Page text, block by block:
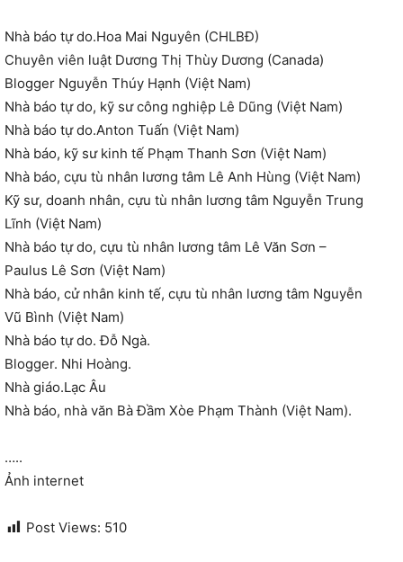
Nhà báo tự do.Hoa Mai Nguyên (CHLBĐ)
Chuyên viên luật Dương Thị Thùy Dương (Canada)
Blogger Nguyễn Thúy Hạnh (Việt Nam)
Nhà báo tự do, kỹ sư công nghiệp Lê Dũng (Việt Nam)
Nhà báo tự do.Anton Tuấn (Việt Nam)
Nhà báo, kỹ sư kinh tế Phạm Thanh Sơn (Việt Nam)
Nhà báo, cựu tù nhân lương tâm Lê Anh Hùng (Việt Nam)
Kỹ sư, doanh nhân, cựu tù nhân lương tâm Nguyễn Trung
Lĩnh (Việt Nam)
Nhà báo tự do, cựu tù nhân lương tâm Lê Văn Sơn –
Paulus Lê Sơn (Việt Nam)
Nhà báo, cử nhân kinh tế, cựu tù nhân lương tâm Nguyễn
Vũ Bình (Việt Nam)
Nhà báo tự do. Đỗ Ngà.
Blogger. Nhi Hoàng.
Nhà giáo.Lạc Âu
Nhà báo, nhà văn Bà Đầm Xòe Phạm Thành (Việt Nam).
…..
Ảnh internet
Post Views: 510